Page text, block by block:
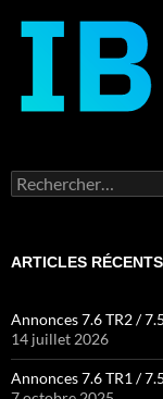
Rechercher :
ARTICLES RÉCENTS
Annonces 7.6 TR2 /
14 juillet 2026
Annonces 7.6 TR1 /